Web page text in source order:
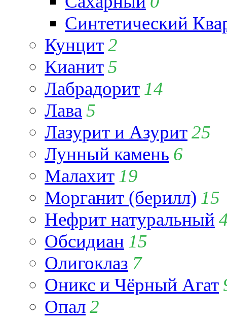
Синтетический
Кунцит2
Кианит5
Лабрадорит 14
Лава 5
Лазурит и Азурит25
Лунный камень 6
Малахит 19
Морганит (берилл) 15
Нефрит натуральный
Обсидиан 15
Олигоклаз 7
Оникс и Чёрный Агат
Опал2